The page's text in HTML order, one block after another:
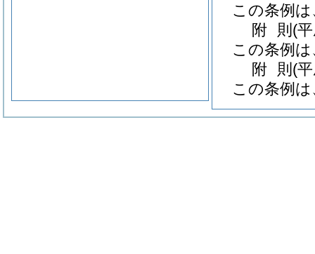
この条例
附 則 (
この条例
附 則 (
この条例